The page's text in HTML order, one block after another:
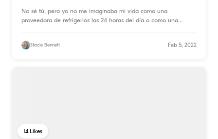
No sé tú, pero yo no me imaginaba mi vida como una
proveedora de refrigerios las 24 horas del día o como una
Stacie Bennett Feb 5, 2022
14Likes